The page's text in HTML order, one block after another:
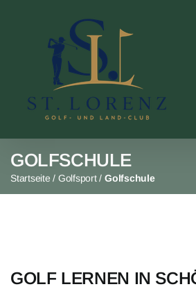
GOLFSCHULE
Startseite / Golfsport/Golfschule
GOLF LERNEN IN